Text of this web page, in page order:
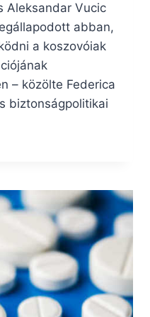
Aleksandar Vucic
abban,
a koszovóiak
– közölte Federica
biztonságpolitikai